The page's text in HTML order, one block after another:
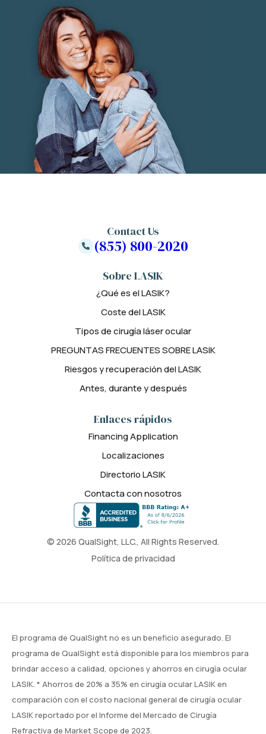
© 2026 QualSight, LLC., All Rights Reserved.
Política de privacidad
Sobre LASIK
¿Qué es el LASIK?
Coste del LASIK
Tipos de cirugía láser ocular
PREGUNTAS FRECUENTES SOBRE LASIK
Riesgos y recuperación del LASIK
Antes, durante y después
Enlaces rápidos
Financing Application
Localizaciones
Directorio LASIK
Contacta con nosotros
Contact Us
(855) 800-2020
El programa de QualSight no es un beneficio asegurado. El
programa de QualSight está disponible para los miembros para
brindar acceso a calidad, opciones y ahorros en cirugía ocular
LASIK. * Ahorros de 20% a 35% en cirugía ocular LASIK en
comparación con el costo nacional general de cirugía ocular
LASIK reportado por el Informe del Mercado de Cirugía
Refractiva de Market Scope de 2023.